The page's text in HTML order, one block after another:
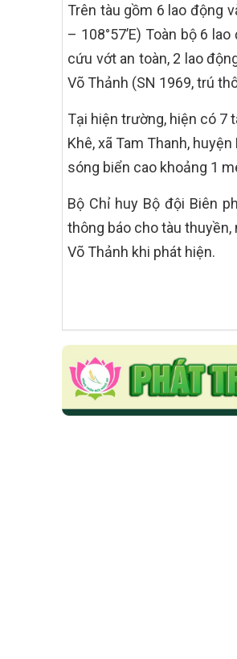
Trên tàu gồm 6 lao động
– 108°57’E) Toàn bộ 6
cứu vớt an toàn, 2 lao
Võ Thảnh (SN 1969, trú
Tại hiện trường, hiện có 7
Khê, xã Tam Thanh,
sóng biển cao khoảng 1
Bộ Chỉ huy Bộ đội Biên
thông báo cho tàu
Võ Thảnh khi phát hiện.